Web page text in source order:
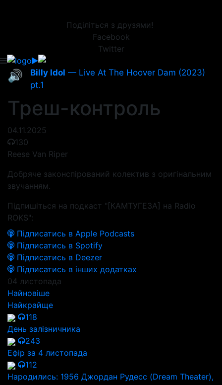
Поділіться з друзями!
Facebook
Twitter
🔊 Billy Idol — Live At The Hoover Dam (2023)
pt.1
Треш-контроль
04.11.2025
130
Reese Van Riper
Добряче законспірований колектив з оригінальним
звучанням.
Підпишіться на подкаст "[КАМТУГЕЗА] на Radio
ROKS":
Підписатись в Apple Podcasts
Підписатись в Spotify
Підписатись в Deezer
Підписатись в інших додатках
04 листопада
Найновіше
Найкрайще
118
День залізничника
243
Ефір за 4 листопада
112
Народились: 1956 Джордан Рудесс (Dream Theater),